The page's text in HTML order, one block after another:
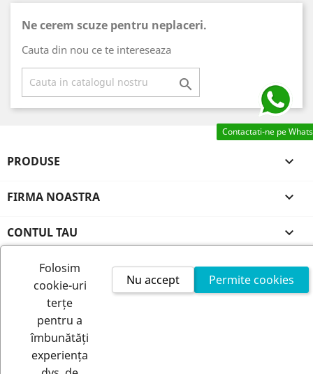
Ne cerem scuze pentru neplaceri.
Cauta din nou ce te intereseaza

PRODUSE 
FIRMA NOASTRA 
CONTUL TAU 
INFORMATIILE MAGAZINULUI
Contactati-ne pe
Folosim
cookie-uri
terțe
pentru a
îmbunătăți
experiența
Permite cookies
Nu accept